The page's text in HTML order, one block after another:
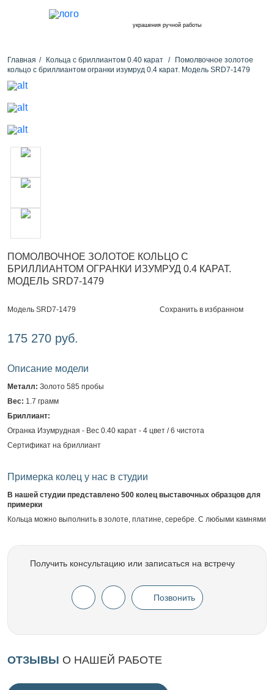
украшения ручной работы
Главная Кольца с бриллиантом 0.40 карат
Помолвочное золотое
кольцо с бриллиантом огранки изумруд 0.4 карат. Модель SRD7-1479
ПОМОЛВОЧНОЕ ЗОЛОТОЕ КОЛЬЦО С
БРИЛЛИАНТОМ ОГРАНКИ ИЗУМРУД 0.4 КАРАТ.
МОДЕЛЬ SRD7-1479
Модель SRD7-1479 Сохранить в избранном
175 270 руб.
Описание модели
Металл: Золото 585 пробы
Вес: 1.7 грамм
Бриллиант:
Огранка Изумрудная - Вес 0.40 карат - 4 цвет / 6 чистота
Сертификат на бриллиант
Примерка колец у нас в студии
В нашей студии представлено 500 колец выставочных образцов для
примерки
Кольца можно выполнить в золоте, платине, серебре. С любыми камнями
Получить консультацию или записаться на встречу
Позвонить
ОТЗЫВЫ О НАШЕЙ РАБОТЕ